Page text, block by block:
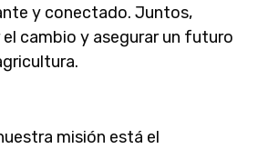
y conectado. Juntos,
cambio y asegurar un futuro
misión está el